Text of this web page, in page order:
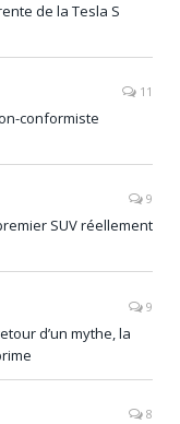
de la Tesla S
11
conformiste
9
SUV réellement
9
d’un mythe, la
8